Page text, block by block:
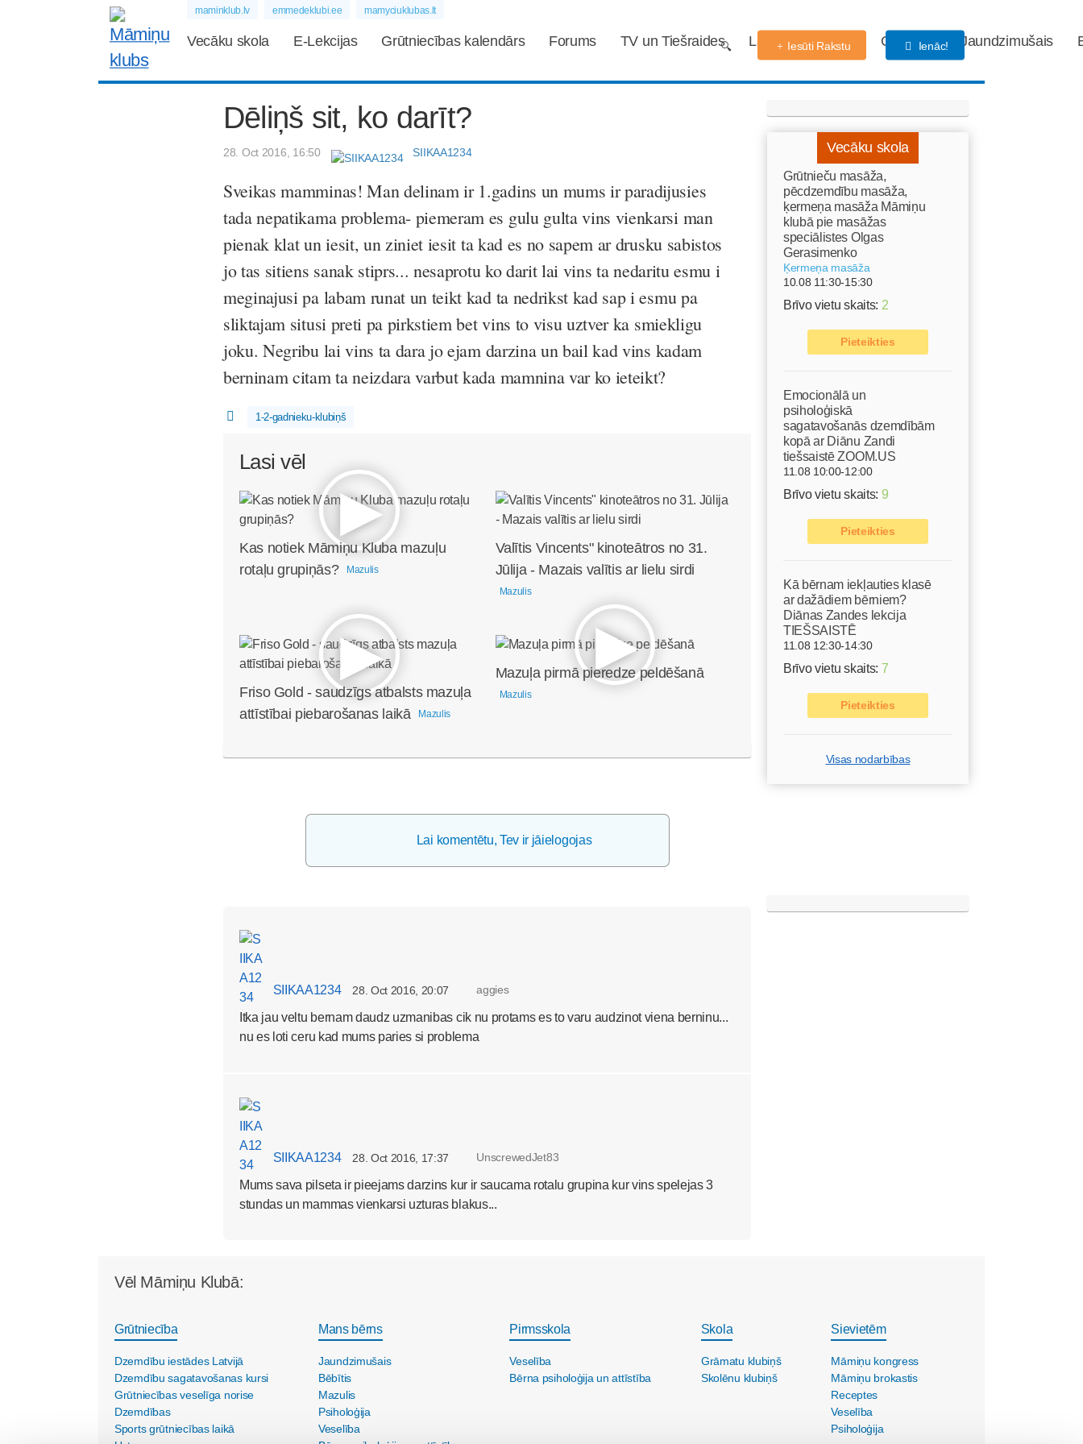
maminklub.lv emmedeklubi.ee mamyciuklubas.lt
Vecāku skola E-Lekcijas Grūtniecības kalendārs Forums TV un Tiešraides Labdarības fonds Gaidības Jaundzimušais
Iesūti Rakstu Ienāc!
Dēliņš sit, ko darīt?
28. Oct 2016, 16:50 SIIKAA1234
Sveikas mamminas! Man delinam ir 1.gadins un mums ir paradijusies
tada nepatikama problema- piemeram es gulu gulta vins vienkarsi man
pienak klat un iesit, un ziniet iesit ta kad es no sapem ar drusku sabistos
jo tas sitiens sanak stiprs... nesaprotu ko darit lai vins ta nedaritu esmu i
meginajusi pa labam runat un teikt kad ta nedrikst kad sap i esmu pa
sliktajam situsi preti pa pirkstiem bet vins to visu uztver ka smiekligu
joku. Negribu lai vins ta dara jo ejam darzina un bail kad vins kadam
berninam citam ta neizdara varbut kada mamnina var ko ieteikt?
1-2-gadnieku-klubiņš
Lasi vēl
Kas notiek Māmiņu Kluba mazuļu
rotaļu grupiņās?
Mazulis
Valītis Vincents" kinoteātros no 31.
Jūlija - Mazais valītis ar lielu sirdi
Mazulis
Friso Gold - saudzīgs atbalsts mazuļa
attīstībai piebarošanas laikā
Mazulis
Mazuļa pirmā pieredze peldēšanā
Mazulis
Vecāku skola
Grūtnieču masāža,
pēcdzemdību masāža,
ķermeņa masāža Māmiņu
klubā pie masāžas
speciālistes Olgas
Gerasimenko
Ķermeņa masāža
10.08 11:30-15:30
Brīvo vietu skaits: 2
Pieteikties
Emocionālā un
psiholoģiskā
sagatavošanās dzemdībām
kopā ar Diānu Zandi
tiešsaistē ZOOM.US
11.08 10:00-12:00
Brīvo vietu skaits: 9
Pieteikties
Kā bērnam iekļauties klasē
ar dažādiem bērniem?
Diānas Zandes lekcija
TIEŠSAISTĒ
11.08 12:30-14:30
Brīvo vietu skaits: 7
Pieteikties
Visas nodarbības
Lai komentētu, Tev ir jāielogojas
SIIKAA1234 28. Oct 2016, 20:07 aggies
Itka jau veltu bernam daudz uzmanibas cik nu protams es to varu audzinot viena berninu...
nu es loti ceru kad mums paries si problema
SIIKAA1234 28. Oct 2016, 17:37 UnscrewedJet83
Mums sava pilseta ir pieejams darzins kur ir saucama rotalu grupina kur vins spelejas 3
stundas un mammas vienkarsi uzturas blakus...
Vēl Māmiņu Klubā:
Grūtniecība
Dzemdību iestādes Latvijā
Dzemdību sagatavošanas kursi
Grūtniecības veselīga norise
Dzemdības
Sports grūtniecības laikā
Mans bērns
Jaundzimušais
Bēbītis
Mazulis
Psiholoģija
Veselība
Pirmsskola
Veselība
Bērna psiholoģija un attīstība
Skola
Grāmatu klubiņš
Skolēnu klubiņš
Sievietēm
Māmiņu kongress
Māmiņu brokastis
Receptes
Veselība
Psiholoģija